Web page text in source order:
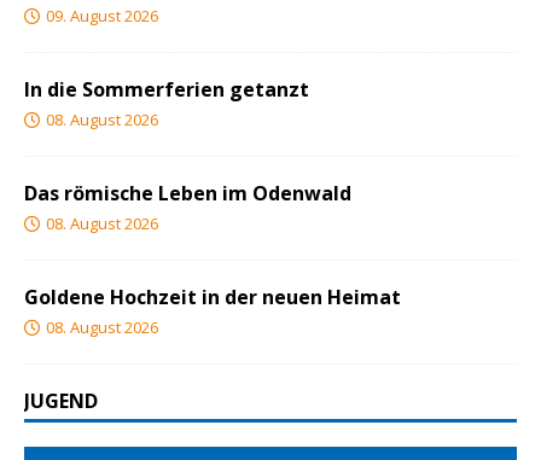
09. August 2026
In die Sommerferien getanzt
08. August 2026
Das römische Leben im Odenwald
08. August 2026
Goldene Hochzeit in der neuen Heimat
08. August 2026
JUGEND